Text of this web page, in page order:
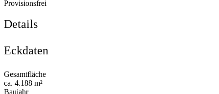
Provisionsfrei
Details
Eckdaten
Gesamtfläche
ca. 4.188 m²
Baujahr